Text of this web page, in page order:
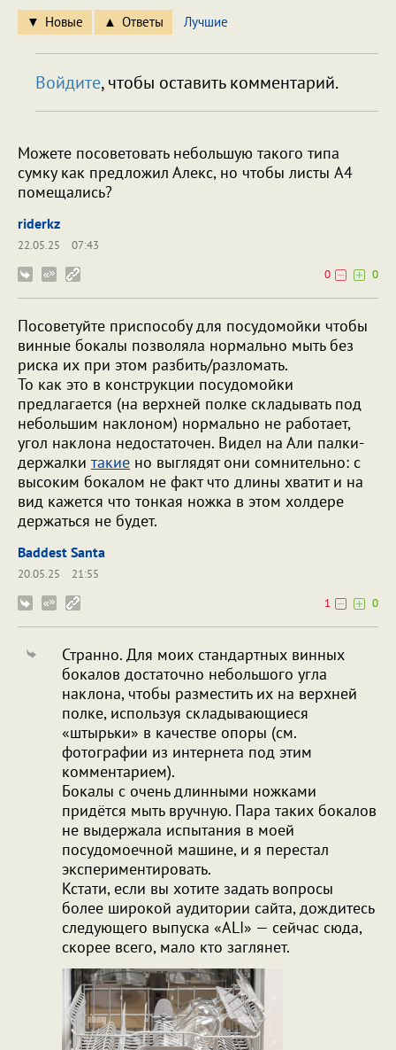
Новые Ответы Лучшие
Войдите, чтобы оставить комментарий.
Можете посоветовать небольшую такого типа
сумку как предложил Алекс, но чтобы листы A4
помещались?
riderkz
22.05.25
07:43
0
0
Посоветуйте приспособу для посудомойки чтобы
винные бокалы позволяла нормально мыть без
риска их при этом разбить/разломать.
То как это в конструкции посудомойки
предлагается (на верхней полке складывать под
небольшим наклоном) нормально не работает,
угол наклона недостаточен. Видел на Али палки-
держалки такие но выглядят они сомнительно: с
высоким бокалом не факт что длины хватит и на
вид кажется что тонкая ножка в этом холдере
держаться не будет.
Baddest Santa
20.05.25
21:55
1
0
Странно. Для моих стандартных винных
бокалов достаточно небольшого угла
наклона, чтобы разместить их на верхней
полке, используя складывающиеся
«штырьки» в качестве опоры (см.
фотографии из интернета под этим
комментарием).
Бокалы с очень длинными ножками
придётся мыть вручную. Пара таких бокалов
не выдержала испытания в моей
посудомоечной машине, и я перестал
экспериментировать.
Кстати, если вы хотите задать вопросы
более широкой аудитории сайта, дождитесь
следующего выпуска «ALI» — сейчас сюда,
скорее всего, мало кто заглянет.